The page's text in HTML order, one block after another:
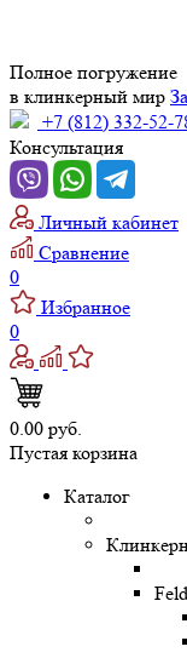
Полное погружение
в клинкерный мир
+7 (812) 332-52-
Консультация
Личный кабинет
Сравнение
0
Избранное
0
0.00 руб.
Пустая корзина
Каталог